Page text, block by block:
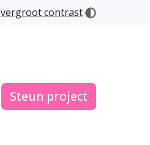
vergroot contrast
Steun project